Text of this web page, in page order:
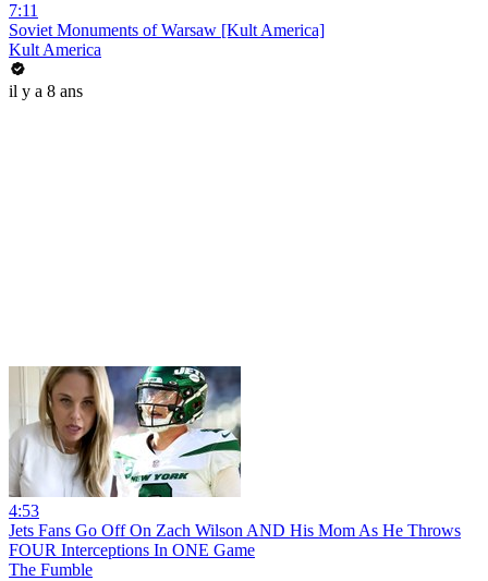
7:11
Soviet Monuments of Warsaw [Kult America]
Kult America
il y a 8 ans
4:53
Jets Fans Go Off On Zach Wilson AND His Mom As He Throws
FOUR Interceptions In ONE Game
The Fumble